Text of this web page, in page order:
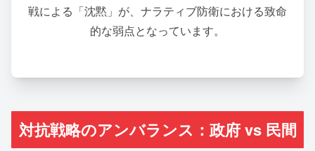
戦による「沈黙」が、ナラティブ防衛における致命
的な弱点となっています。
対抗戦略のアンバランス：政府 vs 民間